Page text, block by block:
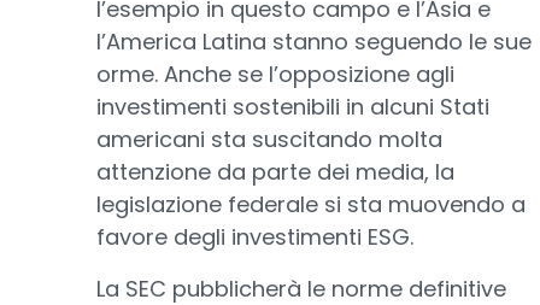
l’esempio in questo campo e l’Asia e
l’America Latina stanno seguendo le sue
orme. Anche se l’opposizione agli
investimenti sostenibili in alcuni Stati
americani sta suscitando molta
attenzione da parte dei media, la
legislazione federale si sta muovendo a
favore degli investimenti ESG.
La SEC pubblicherà le norme definitive